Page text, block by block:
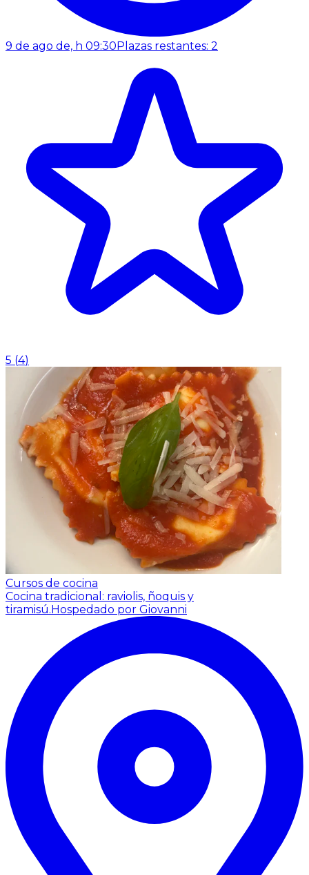
9 de ago de, h 09:30 Plazas restantes: 2
5 (4)
Cursos de cocina
Cocina tradicional: raviolis, ñoquis y
tiramisú. Hospedado por Giovanni